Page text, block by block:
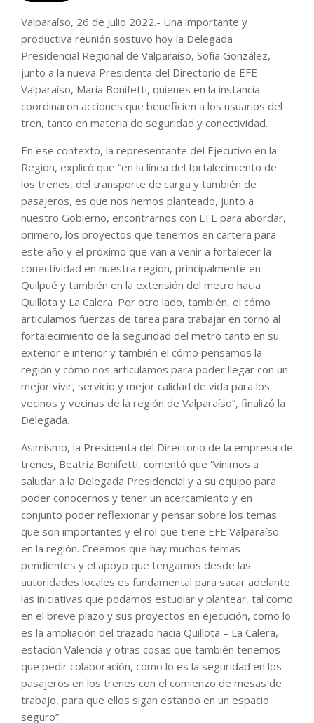
Valparaíso, 26 de Julio 2022.- Una importante y
productiva reunión sostuvo hoy la Delegada
Presidencial Regional de Valparaíso, Sofía González,
junto a la nueva Presidenta del Directorio de EFE
Valparaíso, María Bonifetti, quienes en la instancia
coordinaron acciones que beneficien a los usuarios del
tren, tanto en materia de seguridad y conectividad.
En ese contexto, la representante del Ejecutivo en la
Región, explicó que “en la línea del fortalecimiento de
los trenes, del transporte de carga y también de
pasajeros, es que nos hemos planteado, junto a
nuestro Gobierno, encontrarnos con EFE para abordar,
primero, los proyectos que tenemos en cartera para
este año y el próximo que van a venir a fortalecer la
conectividad en nuestra región, principalmente en
Quilpué y también en la extensión del metro hacia
Quillota y La Calera. Por otro lado, también, el cómo
articulamos fuerzas de tarea para trabajar en torno al
fortalecimiento de la seguridad del metro tanto en su
exterior e interior y también el cómo pensamos la
región y cómo nos articulamos para poder llegar con un
mejor vivir, servicio y mejor calidad de vida para los
vecinos y vecinas de la región de Valparaíso”, finalizó la
Delegada.
Asimismo, la Presidenta del Directorio de la empresa de
trenes, Beatriz Bonifetti, comentó que “vinimos a
saludar a la Delegada Presidencial y a su equipo para
poder conocernos y tener un acercamiento y en
conjunto poder reflexionar y pensar sobre los temas
que son importantes y el rol que tiene EFE Valparaíso
en la región. Creemos que hay muchos temas
pendientes y el apoyo que tengamos desde las
autoridades locales es fundamental para sacar adelante
las iniciativas que podamos estudiar y plantear, tal como
en el breve plazo y sus proyectos en ejecución, como lo
es la ampliación del trazado hacia Quillota – La Calera,
estación Valencia y otras cosas que también tenemos
que pedir colaboración, como lo es la seguridad en los
pasajeros en los trenes con el comienzo de mesas de
trabajo, para que ellos sigan estando en un espacio
seguro”.